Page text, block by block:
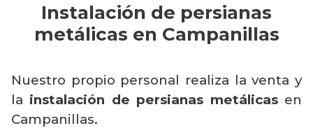
Instalación de persianas
metálicas en Campanillas
Nuestro propio personal realiza la venta y
la instalación de persianas metálicasen
Campanillas.